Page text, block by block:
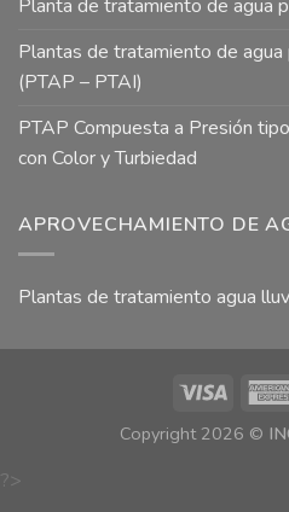
Planta de tratamiento de agua
Plantas de tratamiento de
(PTAP – PTAI)
PTAP Compuesta a Presión
con Color y Turbiedad
APROVECHAMIENTO DE
Plantas de tratamiento agua
Copyright 2026 ©
?>